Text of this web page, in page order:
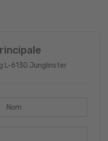
L-6130 Junglinster
Nom